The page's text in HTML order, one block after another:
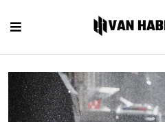
content